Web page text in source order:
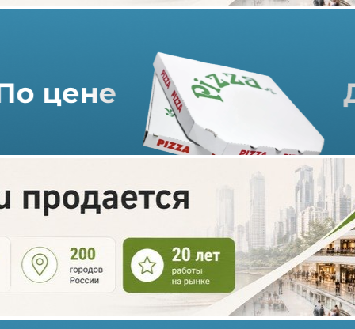
новую технологию оплаты
лицом
1 мин
С 15 декабря 2020 года по 15 марта 2021 года все обладатели
карт Visa Сбербанк могут подключить и активировать оплату
по биометрии лица в любом кафе PRIME в Москве и
получить скидку 20% на все меню (ограничение по сумме
одного чека до 1000 рублей).
Технология позволяет оплачивать покупки без телефона или
банковской карты, достаточно выбрать на терминале оплату
по биометрии лица и посмотреть в камеру сканирующего
устройства. Система сама найдет и сравнит фотографию
пользователя в базе, а также спишет средства с привязанной